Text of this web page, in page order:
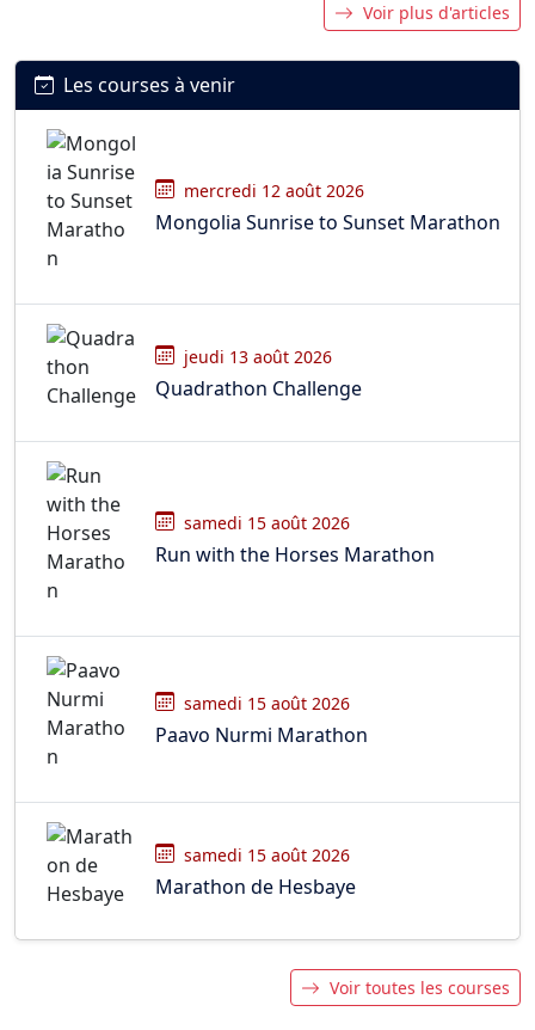
Voir plus d'articles
Les courses à venir
mercredi 12 août 2026
Mongolia Sunrise to Sunset Marathon
jeudi 13 août 2026
Quadrathon Challenge
samedi 15 août 2026
Run with the Horses Marathon
samedi 15 août 2026
Paavo Nurmi Marathon
samedi 15 août 2026
Marathon de Hesbaye
Voir toutes les courses